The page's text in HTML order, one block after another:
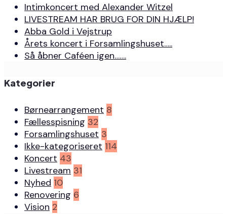
Intimkoncert med Alexander Witzel
LIVESTREAM HAR BRUG FOR DIN HJÆLP!
Abba Gold i Vejstrup
Årets koncert i Forsamlingshuset…..
Så åbner Caféen igen…….
Kategorier
Børnearrangement 8
Fællesspisning 32
Forsamlingshuset 3
Ikke-kategoriseret 114
Koncert 43
Livestream 31
Nyhed 10
Renovering 6
Vision 2